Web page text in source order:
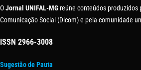
OJornal UNIFAL-MG reúne conteúdos produzidos
Comunicação Social (Dicom) e pela comunidade
ISSN 2966-3008
Sugestão de Pauta